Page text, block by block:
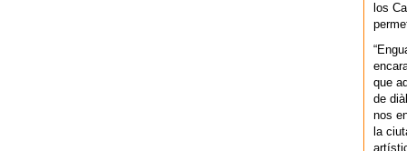
los
que
de
nos
la